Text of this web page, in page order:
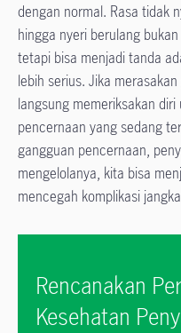
dengan normal. Rasa tidak
hingga nyeri berulang
tetapi bisa menjadi tanda
lebih serius. Jika
langsung memeriksakan
pencernaan yang sedang
gangguan pencernaan,
mengelolanya, kita bisa
mencegah komplikasi
Rencanakan
Kesehatan